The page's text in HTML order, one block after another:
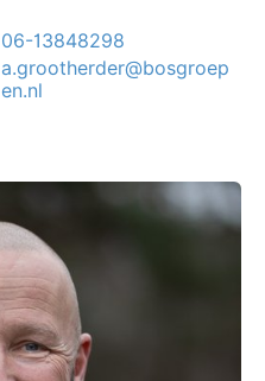
06-13848298
a.grootherder@bosgroep
en.nl